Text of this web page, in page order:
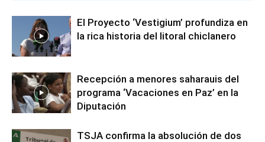
El Proyecto ‘Vestigium’ profundiza en
la rica historia del litoral chiclanero
Recepción a menores saharauis del
programa ‘Vacaciones en Paz’ en la
Diputación
TSJA confirma la absolución de dos